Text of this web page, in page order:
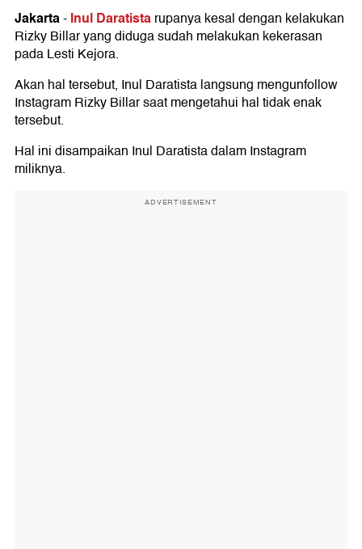
Jakarta-Inul Daratistarupanya kesal dengan kelakukan
Rizky Billar yang diduga sudah melakukan kekerasan
pada Lesti Kejora.
Akan hal tersebut, Inul Daratista langsung mengunfollow
Instagram Rizky Billar saat mengetahui hal tidak enak
tersebut.
Hal ini disampaikan Inul Daratista dalam Instagram
miliknya.
ADVERTISEMENT